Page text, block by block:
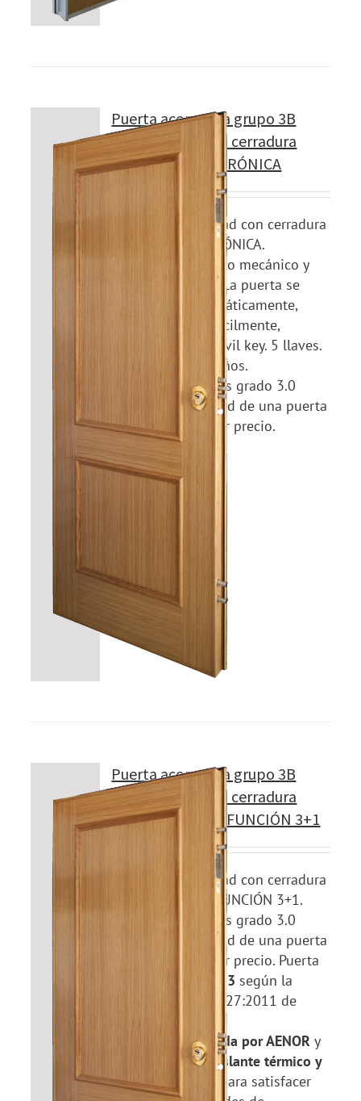
Puerta acorazada grupo 3B
Modelo 360B con cerradura
CILINDRO ELECTRÓNICA
Puerta de seguridad con cerradura
CILINDRO ELECTRÓNICA.
Uso indistinto mecánico y
electrónico. La puerta se
cierra automáticamente,
programa facilmente,
opcional movil key. 5 llaves.
Garantía 2 años.
Puertas Acorazadas grado 3.0
basico, la seguridad de una puerta
acorazada al mejor precio.
Detalles
Puerta acorazada grupo 3B
Modelo 320B con cerradura
CILINDRO MULTIFUNCIÓN 3+1
Puerta de seguridad con cerradura
CILINDRO MULTIFUNCIÓN 3+1.
Puertas Acorazadas grado 3.0
basico, la seguridad de una puerta
acorazada al mejor precio. Puerta
GRADO 3 según la
norma UNE-EN 1627:2011 de
resistencia a la
certificada por AENOR y
que cuenta con aislante térmico y
acústico
de serie para satisfacer